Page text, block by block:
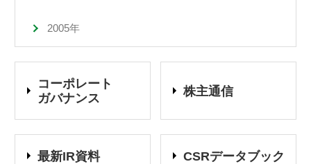
2005年
コーポレート
ガバナンス
株主通信
最新IR資料 CSRデータブック